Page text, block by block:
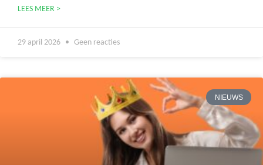
LEES MEER >
29 april 2026 Geen reacties
NIEUWS